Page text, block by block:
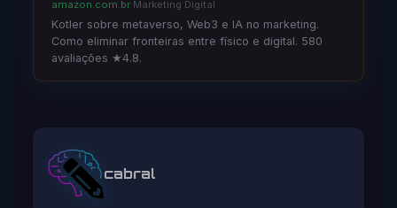
amazon.com.br·Marketing Digital
Kotler sobre metaverso, Web3 e IA no marketing.
Como eliminar fronteiras entre físico e digital. 580
avaliações ★4.8.
cabral